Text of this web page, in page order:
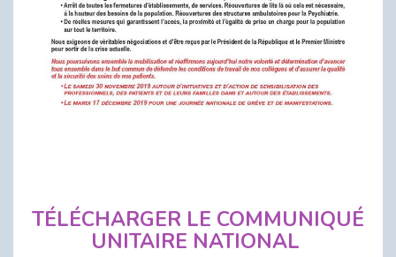
TÉLÉCHARGER LE COMMUNIQUÉ
UNITAIRE NATIONAL